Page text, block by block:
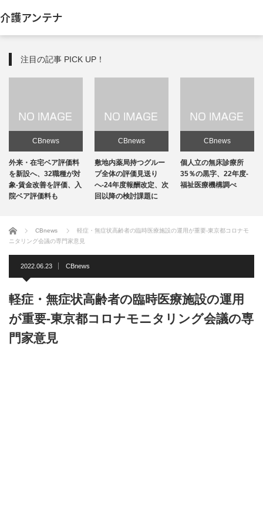
介護アンテナ
注目の記事 PICK UP！
CBnews
敷地内薬局持つグルー
プ全体の評価見送り
へ-24年度報酬改定、次
回以降の検討課題に
CBnews
個人立の無床診療所
35％の黒字、22年度-
福祉医療機構調べ
CBnews
個人立の無床診療所
35％の黒字、22年度-
福祉医療機構調べ
ホーム CBnews
軽症・無症状高齢者の臨時医療施設の運用が重要-東京都コロナモ
ニタリング会議の専門家意見
2022.06.23 CBnews
軽症・無症状高齢者の臨時医療施設の運用
が重要-東京都コロナモニタリング会議の専
門家意見